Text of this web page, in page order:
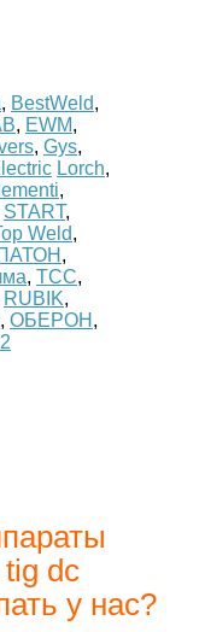
, BestWeld,
, EWM,
, Gys,
Lorch,
,
START,
Weld,
,
, ТСС,
RUBIK,
, ОБЕРОН ,
tig dc
у нас?